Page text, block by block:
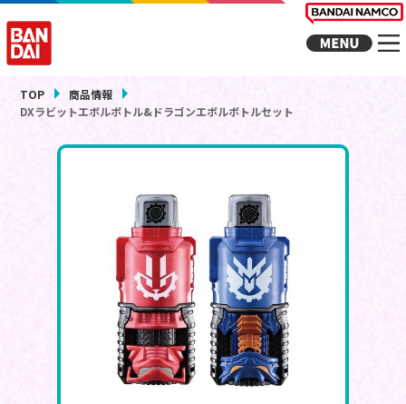
TOP
商品情報
DXラビットエボルボトル&ドラゴンエボルボトルセット